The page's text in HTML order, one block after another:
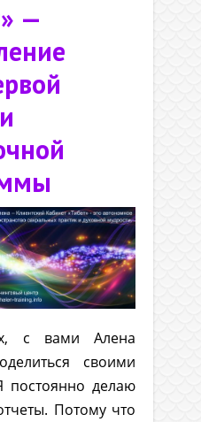
—
с вами Алена
своими
постоянно делаю
Потому что